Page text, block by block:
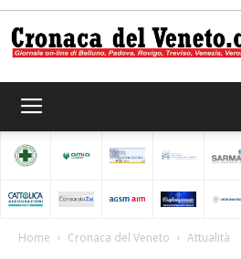
del
Home Cronaca del Veneto Attualità